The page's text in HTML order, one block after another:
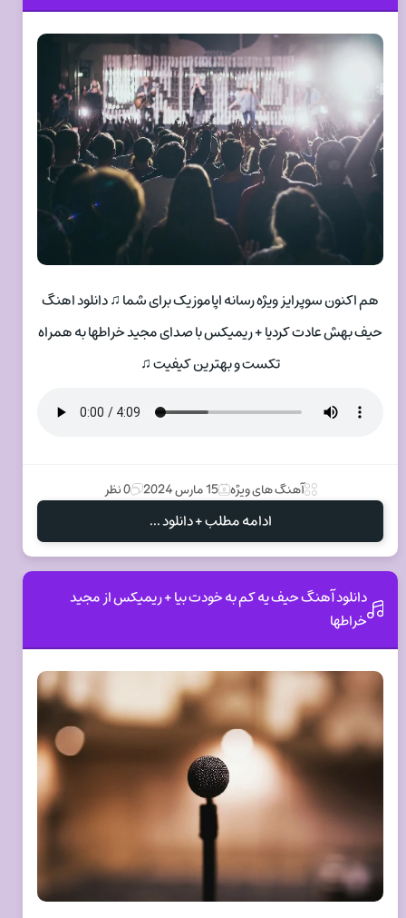
هم اکنون سوپرایز ویژه رسانه اپاموزیک برای شما ♫ دانلود اهنگ
حیف بهش عادت کردیا + ریمیکس با صدای مجید خراطها به همراه
تکست و بهترین کیفیت ♫
آهنگ های ویژه 15 مارس 2024 0 نظر
ادامه مطلب + دانلود ...
دانلود آهنگ حیف یه کم به خودت بیا + ریمیکس از مجید
خراطها